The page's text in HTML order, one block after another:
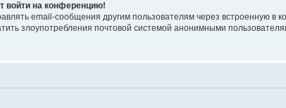
войти на конференцию!
email-сообщения другим пользователям через встроенную
злоупотребления почтовой системой анонимными